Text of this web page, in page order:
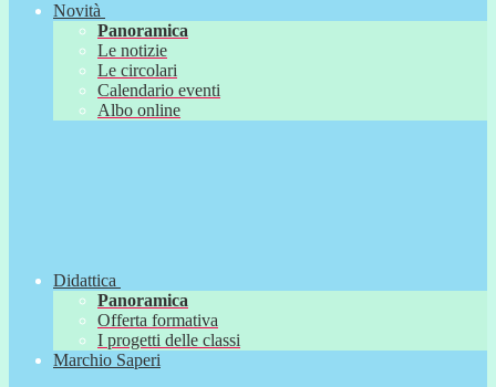
Novità
Panoramica
Le notizie
Le circolari
Calendario eventi
Albo online
Didattica
Panoramica
Offerta formativa
I progetti delle classi
Marchio Saperi